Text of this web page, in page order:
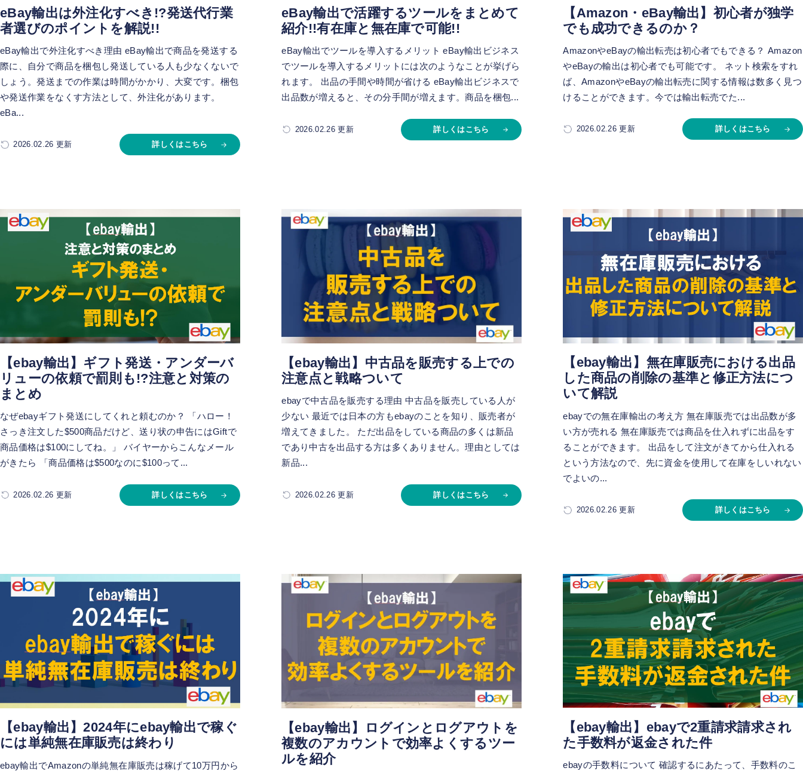
eBay輸出は外注化すべき!?発送代行業
者選びのポイントを解説!!
eBay輸出で外注化すべき理由 eBay輸出で商品を発送する
際に、自分で商品を梱包し発送している人も少なくないで
しょう。発送までの作業は時間がかかり、大変です。梱包
や発送作業をなくす方法として、外注化があります。
eBa...
2026.02.26 更新 詳しくはこちら
eBay輸出で活躍するツールをまとめて
紹介!!有在庫と無在庫で可能!!
eBay輸出でツールを導入するメリット eBay輸出ビジネス
でツールを導入するメリットには次のようなことが挙げら
れます。 出品の手間や時間が省ける eBay輸出ビジネスで
出品数が増えると、その分手間が増えます。商品を梱包...
2026.02.26 更新 詳しくはこちら
【Amazon・eBay輸出】初心者が独学
でも成功できるのか？
AmazonやeBayの輸出転売は初心者でもできる？ Amazon
やeBayの輸出は初心者でも可能です。 ネット検索をすれ
ば、AmazonやeBayの輸出転売に関する情報は数多く見つ
けることができます。今では輸出転売でた...
2026.02.26 更新 詳しくはこちら
【ebay輸出】ギフト発送・アンダーバ
リューの依頼で罰則も!?注意と対策の
まとめ
なぜebayギフト発送にしてくれと頼むのか？ 「ハロー！
さっき注文した$500商品だけど、送り状の申告にはGiftで
商品価格は$100にしてね。」 バイヤーからこんなメール
がきたら 「商品価格は$500なのに$100って...
2026.02.26 更新 詳しくはこちら
【ebay輸出】中古品を販売する上での
注意点と戦略ついて
ebayで中古品を販売する理由 中古品を販売している人が
少ない 最近では日本の方もebayのことを知り、販売者が
増えてきました。 ただ出品をしている商品の多くは新品
であり中古を出品する方は多くありません。理由としては
新品...
2026.02.26 更新 詳しくはこちら
【ebay輸出】無在庫販売における出品
した商品の削除の基準と修正方法につ
いて解説
ebayでの無在庫輸出の考え方 無在庫販売では出品数が多
い方が売れる 無在庫販売では商品を仕入れずに出品をす
ることができます。 出品をして注文がきてから仕入れる
という方法なので、先に資金を使用して在庫をしいれない
でよいの...
2026.02.26 更新 詳しくはこちら
【ebay輸出】2024年にebay輸出で稼ぐ
には単純無在庫販売は終わり
ebay輸出でAmazonの単純無在庫販売は稼げて10万円から
【ebay輸出】ログインとログアウトを
複数のアカウントで効率よくするツー
ルを紹介
【ebay輸出】ebayで2重請求請求され
た手数料が返金された件
ebayの手数料について 確認するにあたって、手数料のこ